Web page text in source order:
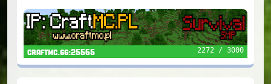
craftmc.gg:25565 2272 / 3000